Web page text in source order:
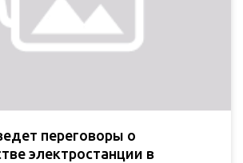
переговоры о
электростанции в